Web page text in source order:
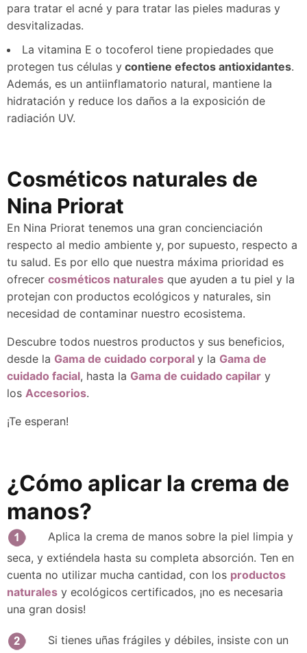
para tratar el acné y para tratar las pieles maduras y
desvitalizadas.
La vitamina E o tocoferol tiene propiedades que
protegen tus células y contiene efectos antioxidantes.
Además, es un antiinflamatorio natural, mantiene la
hidratación y reduce los daños a la exposición de
radiación UV.
Cosméticos naturales de
Nina Priorat
En Nina Priorat tenemos una gran concienciación
respecto al medio ambiente y, por supuesto, respecto a
tu salud. Es por ello que nuestra máxima prioridad es
ofrecer cosméticos naturales que ayuden a tu piel y la
protejan con productos ecológicos y naturales, sin
necesidad de contaminar nuestro ecosistema.
Descubre todos nuestros productos y sus beneficios,
desde la Gama de cuidado corporal y la Gama de
cuidado facial, hasta la Gama de cuidado capilar y
los Accesorios.
¡Te esperan!
¿Cómo aplicar la crema de
manos?
Aplica la crema de manos sobre la piel limpia y
seca, y extiéndela hasta su completa absorción. Ten en
cuenta no utilizar mucha cantidad, con los productos
naturales y ecológicos certificados, ¡no es necesaria
una gran dosis!
Si tienes uñas frágiles y débiles, insiste con un